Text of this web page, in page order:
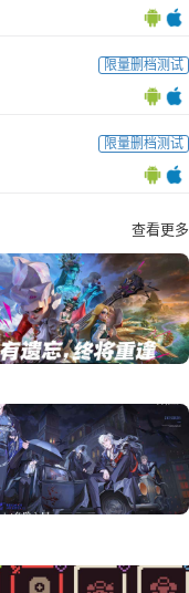
限量删档测试
限量删档测试
查看更多